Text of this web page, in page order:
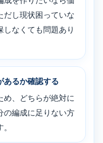
だし現状困っていな
しなくても問題あり
あるか確認する
め、どちらが絶対に
の編成に足りない方